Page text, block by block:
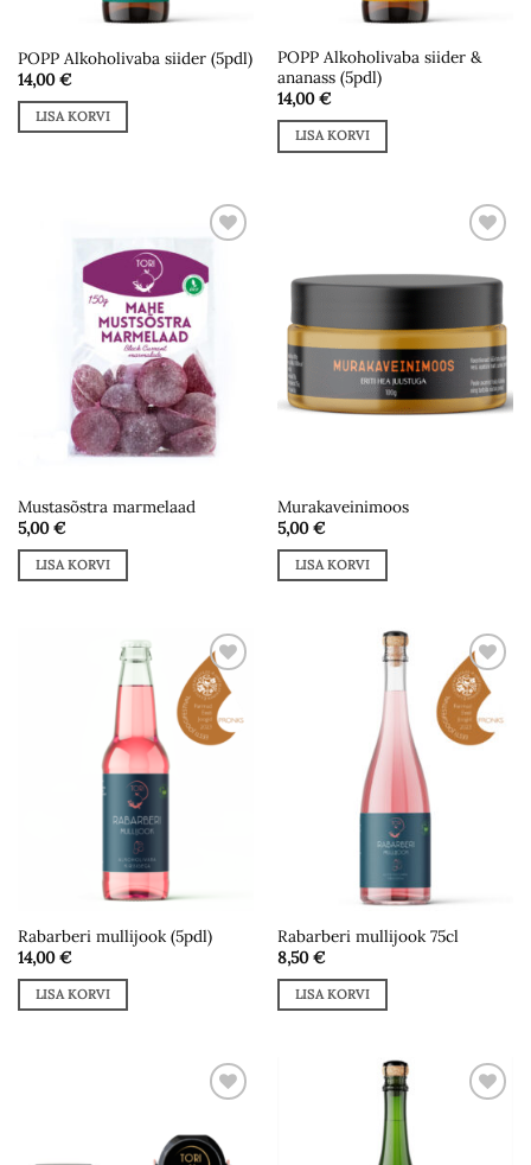
POPP Alkoholivaba siider (5pdl)
14,00€
LISA KORVI
POPP Alkoholivaba siider &
ananass (5pdl)
14,00€
LISA KORVI
Add to
wishlist
Mustasõstra marmelaad
5,00€
LISA KORVI
wishlist
Murakaveinimoos
5,00€
LISA KORVI
Add to
wishlist
Rabarberi mullijook (5pdl)
14,00€
LISA KORVI
Add to
wishlist
Rabarberi mullijook 75cl
8,50€
LISA KORVI
wishlist